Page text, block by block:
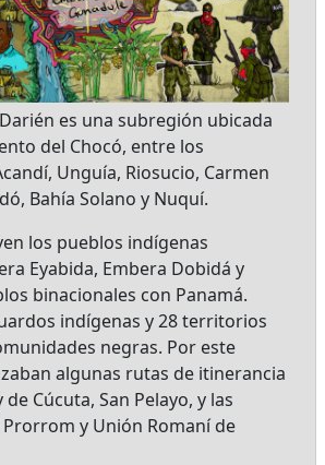
es una subregión ubicada
del Chocó, entre los
Unguía, Riosucio, Carmen
Bahía Solano y Nuquí.
los pueblos indígenas
Eyabida, Embera Dobidá y
binacionales con Panamá.
indígenas y 28 territorios
negras. Por este
algunas rutas de itinerancia
Cúcuta, San Pelayo, y las
y Unión Romaní de